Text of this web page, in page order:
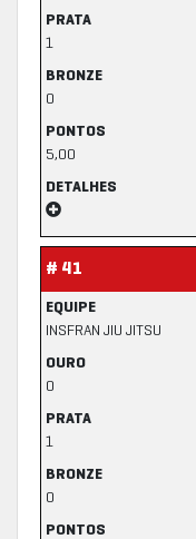
PRATA
1
BRONZE
0
PONTOS
5,00
DETALHES
# 41
EQUIPE
INSFRAN JIU JITSU
OURO
0
PRATA
1
BRONZE
0
PONTOS